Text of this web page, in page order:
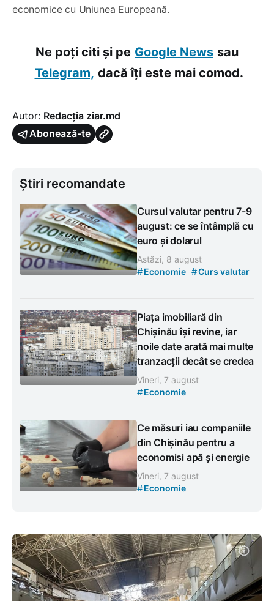
economice cu Uniunea Europeană.
Ne poți citi și pe Google News sau
Telegram, dacă îți este mai comod.
Autor: Redacția ziar.md
Abonează-te
Știri recomandate
Cursul valutar pentru 7-9
august: ce se întâmplă cu
euro și dolarul
Astăzi, 8 august
#Economie #Curs valutar
Piața imobiliară din
Chișinău își revine, iar
noile date arată mai multe
tranzacții decât se credea
Vineri, 7 august
#Economie
Ce măsuri iau companiile
din Chișinău pentru a
economisi apă și energie
Vineri, 7 august
#Economie